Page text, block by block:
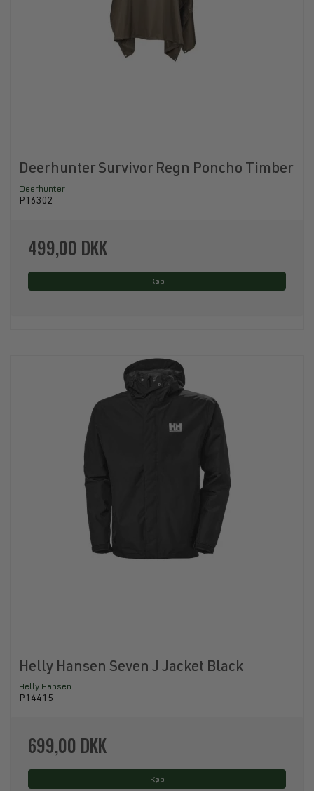
Deerhunter Survivor Regn Poncho Timber
Deerhunter
P16302
499,00 DKK
Køb
Helly Hansen Seven J Jacket Black
Helly Hansen
P14415
699,00 DKK
Køb